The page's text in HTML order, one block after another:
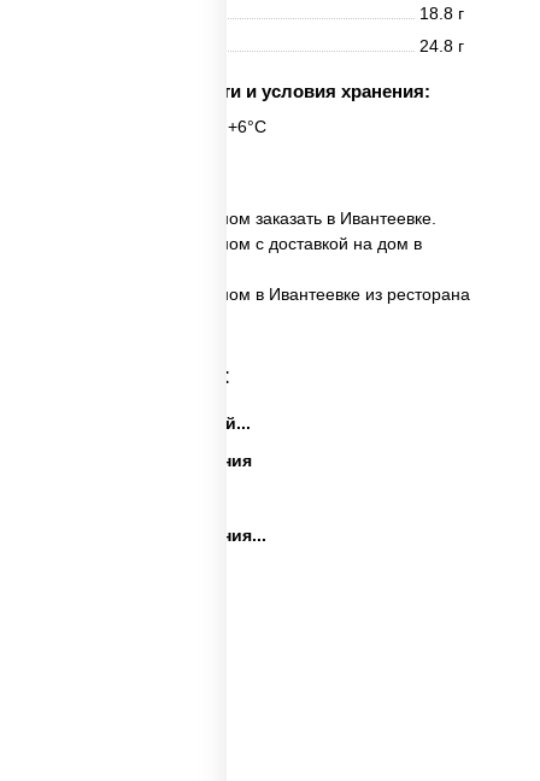
18.8 г
24.8 г
Срок годности и условия хранения:
6 часов при t° от +2°C до +6°C
✅ Сырные уголки с беконом заказать в Ивантеевке.
✅ Сырные уголки с беконом с доставкой на дом в
✅ Сырные уголки с беконом в Ивантеевке из ресторана
Категории товара:
Закуски на праздничный...
Закуски на день рождения
Закуски на день рождения...